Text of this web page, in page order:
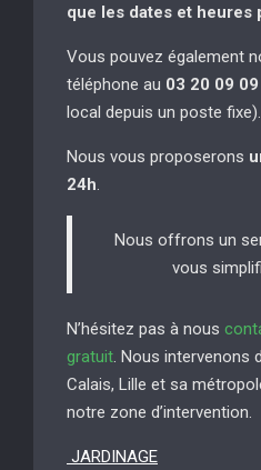
que les dates et heures
Vous pouvez également
téléphone au 03 20 09
local depuis un poste fixe).
Nous vous proposerons
24h.
Nous offrons un
vous
N’hésitez pas à nous
gratuit. Nous intervenons
Calais, Lille et sa
notre zone d’intervention.
JARDINAGE